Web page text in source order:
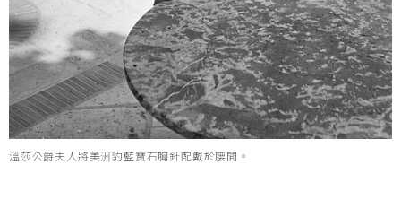
溫莎公爵夫人將美洲豹藍寶石胸針配戴於腰間。